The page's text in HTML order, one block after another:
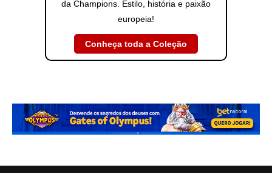
da Champions. Estilo, história e paixão
europeia!
Conheça toda a Coleção